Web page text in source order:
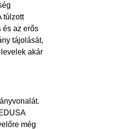
túlzott
és az erős
tájolását,
akár
még